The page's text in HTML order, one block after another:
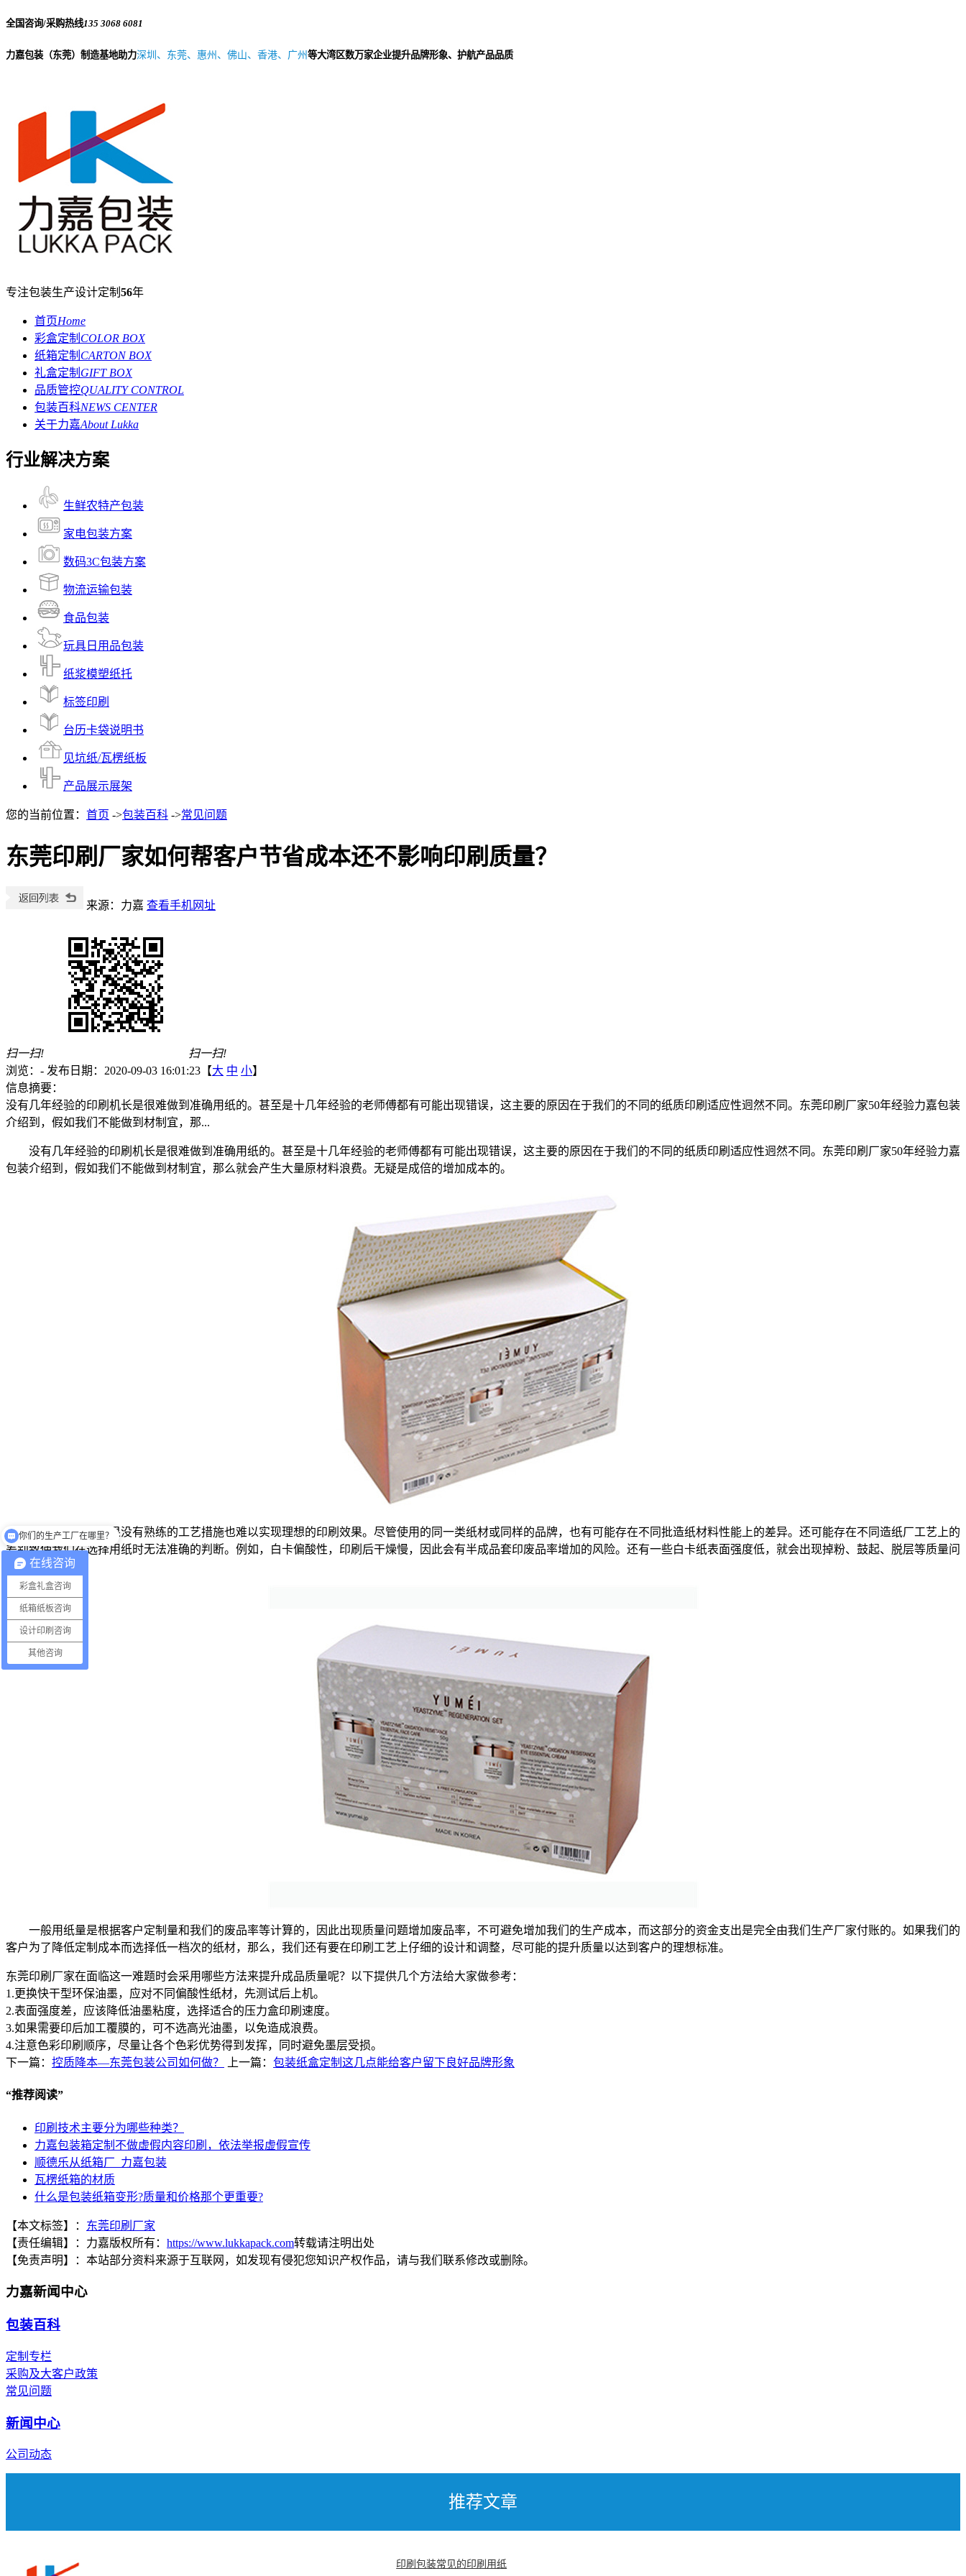
全国咨询/采购热线135 3068 6081
力嘉包装（东莞）制造基地助力深圳、东莞、惠州、佛山、香港、广州 等大湾区数万家企业提升品牌形象、护航产品品质
专注包装生产设计定制 56年
首页Home
彩盒定制 COLOR BOX
纸箱定制 CARTON BOX
礼盒定制 GIFT BOX
品质管控QUALITY CONTROL
包装百科NEWS CENTER
关于力嘉About Lukka
行业解决方案
生鲜农特产包装
家电包装方案
数码3C包装方案
物流运输包装
食品包装
玩具日用品包装
纸浆模塑纸托
标签印刷
台历卡袋说明书
见坑纸/瓦楞纸板
产品展示展架
您的当前位置： 首页 ->包装百科 ->常见问题
东莞印刷厂家如何帮客户节省成本还不影响印刷质量？
来源：力嘉 查看手机网址
扫一扫!
扫一扫!
浏览： - 发布日期：2020-09-03 16:01:23【大 中 小】
信息摘要：
没有几年经验的印刷机长是很难做到准确用纸的。甚至是十几年经验的老师傅都有可能出现错误，这主要的原因在于我们的不同的纸质印刷适应性迥然不同。东莞印刷厂家50年经验力嘉包装
介绍到，假如我们不能做到材制宜，那...
没有几年经验的印刷机长是很难做到准确用纸的。甚至是十几年经验的老师傅都有可能出现错误，这主要的原因在于我们的不同的纸质印刷适应性迥然不同。东莞印刷厂家50年经验力嘉
包装介绍到，假如我们不能做到材制宜，那么就会产生大量原材料浪费。无疑是成倍的增加成本的。
东莞印刷厂家如果没有熟练的工艺措施也难以实现理想的印刷效果。尽管使用的同一类纸材或同样的品牌，也有可能存在不同批造纸材料性能上的差异。还可能存在不同造纸厂工艺上的
差别致使我们在选择用纸时无法准确的判断。例如，白卡偏酸性，印刷后干燥慢，因此会有半成品套印废品率增加的风险。还有一些白卡纸表面强度低，就会出现掉粉、鼓起、脱层等质量问
题。
一般用纸量是根据客户定制量和我们的废品率等计算的，因此出现质量问题增加废品率，不可避免增加我们的生产成本，而这部分的资金支出是完全由我们生产厂家付账的。如果我们的
客户为了降低定制成本而选择低一档次的纸材，那么，我们还有要在印刷工艺上仔细的设计和调整，尽可能的提升质量以达到客户的理想标准。
东莞印刷厂家在面临这一难题时会采用哪些方法来提升成品质量呢？以下提供几个方法给大家做参考：
1.更换快干型环保油墨，应对不同偏酸性纸材，先测试后上机。
2.表面强度差，应该降低油墨粘度，选择适合的压力盒印刷速度。
3.如果需要印后加工覆膜的，可不选高光油墨，以免造成浪费。
4.注意色彩印刷顺序，尽量让各个色彩优势得到发挥，同时避免墨层受损。
下一篇： 控质降本—东莞包装公司如何做？ 上一篇： 包装纸盒定制这几点能给客户留下良好品牌形象
“推荐阅读”
印刷技术主要分为哪些种类？
力嘉包装箱定制不做虚假内容印刷，依法举报虚假宣传
顺德乐从纸箱厂_力嘉包装
瓦楞纸箱的材质
什么是包装纸箱变形?质量和价格那个更重要?
【本文标签】： 东莞印刷厂家
【责任编辑】： 力嘉版权所有： https://www.lukkapack.com转载请注明出处
【免责声明】： 本站部分资料来源于互联网，如发现有侵犯您知识产权作品，请与我们联系修改或删除。
力嘉新闻中心
包装百科
定制专栏
采购及大客户政策
常见问题
新闻中心
公司动态
推荐文章
印刷包装常见的印刷用纸
在线咨询
彩盒礼盒咨询
纸箱纸板咨询
设计印刷咨询
其他咨询
你们的生产工厂在哪里？